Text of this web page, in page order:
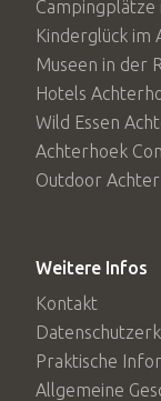
Kinderglück im
Museen in der
Hotels
Wild Essen
Achterhoek
Outdoor
Weitere Infos
Kontakt
Praktische
Allgemeine